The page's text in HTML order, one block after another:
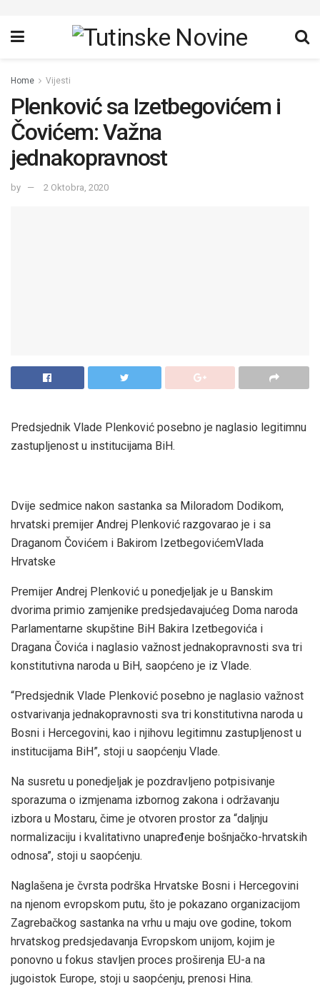
Home Vijesti
Plenković sa Izetbegovićem i
Čovićem: Važna
jednakopravnost
by 2 Oktobra, 2020
Predsjednik Vlade Plenković posebno je naglasio legitimnu
zastupljenost u institucijama BiH.
Dvije sedmice nakon sastanka sa Miloradom Dodikom,
hrvatski premijer Andrej Plenković razgovarao je i sa
Draganom Čovićem i Bakirom IzetbegovićemVlada
Hrvatske
Premijer Andrej Plenković u ponedjeljak je u Banskim
dvorima primio zamjenike predsjedavajućeg Doma naroda
Parlamentarne skupštine BiH Bakira Izetbegovića i
Dragana Čovića i naglasio važnost jednakopravnosti sva tri
konstitutivna naroda u BiH, saopćeno je iz Vlade.
“Predsjednik Vlade Plenković posebno je naglasio važnost
ostvarivanja jednakopravnosti sva tri konstitutivna naroda u
Bosni i Hercegovini, kao i njihovu legitimnu zastupljenost u
institucijama BiH”, stoji u saopćenju Vlade.
Na susretu u ponedjeljak je pozdravljeno potpisivanje
sporazuma o izmjenama izbornog zakona i održavanju
izbora u Mostaru, čime je otvoren prostor za “daljnju
normalizaciju i kvalitativno unapređenje bošnjačko-hrvatskih
odnosa”, stoji u saopćenju.
Naglašena je čvrsta podrška Hrvatske Bosni i Hercegovini
na njenom evropskom putu, što je pokazano organizacijom
Zagrebačkog sastanka na vrhu u maju ove godine, tokom
hrvatskog predsjedavanja Evropskom unijom, kojim je
ponovno u fokus stavljen proces proširenja EU-a na
jugoistok Europe, stoji u saopćenju, prenosi Hina.